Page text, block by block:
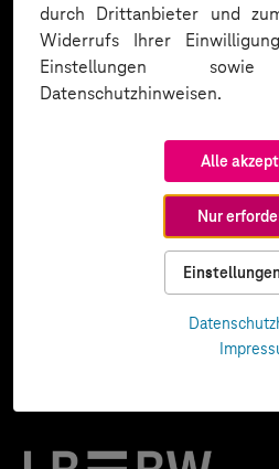
durch Drittanbieter und
Widerrufs Ihrer
Einstellungen
Datenschutzhinweisen.
Alle
Nur